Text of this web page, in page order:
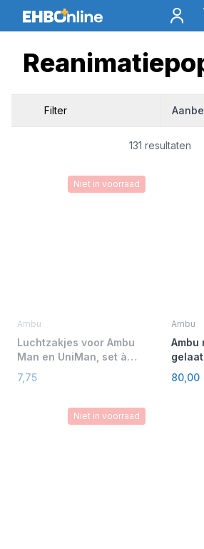
Filter
131 resultaten
Niet in voorraad
Ambu
Luchtzakjes voor Ambu
Man en UniMan, set à
10 stuks
7,75
Ambu
Ambu
stuks
80,00
Niet in voorraad